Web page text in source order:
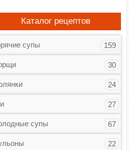
Каталог рецептов
супы 159
30
24
27
супы 67
22